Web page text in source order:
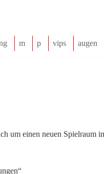
m p vips augen
um einen neuen Spielraum